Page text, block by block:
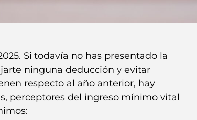
Si todavía no has presentado la
ninguna deducción y evitar
respecto al año anterior, hay
perceptores del ingreso mínimo vital